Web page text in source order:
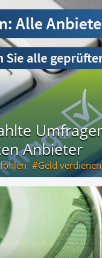
Anbieter
Geld verdienen